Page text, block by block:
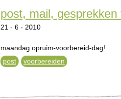
post, mail, gesprekken
21 - 6 - 2010
maandag opruim-voorbereid-dag!
post
voorbereiden